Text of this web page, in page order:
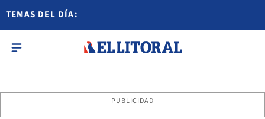
TEMAS DEL DÍA:
PUBLICIDAD